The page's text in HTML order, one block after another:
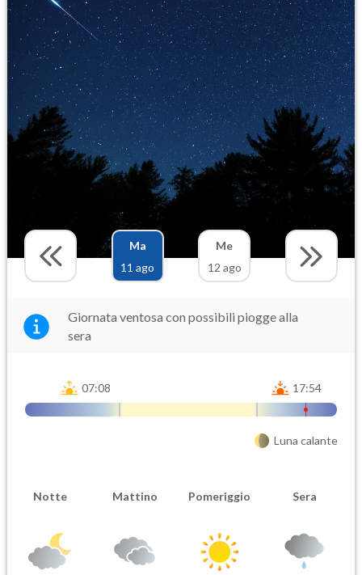
Ma
11 ago
Me
12 ago
Giornata ventosa con possibili piogge alla
sera
07:08 17:54
Luna calante
Notte Mattino Pomeriggio Sera